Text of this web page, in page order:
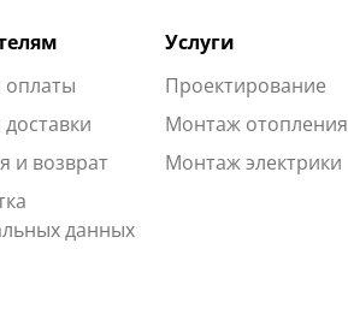
оплаты
и возврат
данных
Услуги
Проектирование
Монтаж отопления
Монтаж электрики